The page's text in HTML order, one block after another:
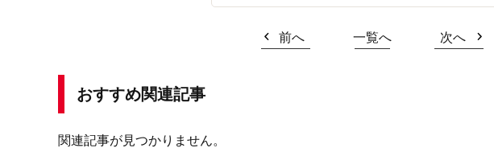
前へ 一覧へ 次へ
おすすめ関連記事
関連記事が見つかりません。